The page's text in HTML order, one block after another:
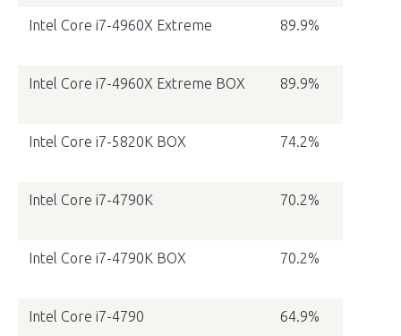
Intel Core i7-4960X Extreme 89.9%
Intel Core i7-4960X Extreme BOX 89.9%
Intel Core i7-5820K BOX 74.2%
Intel Core i7-4790K 70.2%
Intel Core i7-4790K BOX 70.2%
Intel Core i7-4790 64.9%